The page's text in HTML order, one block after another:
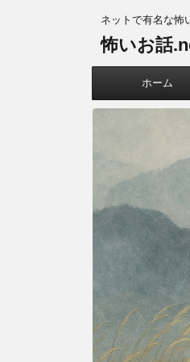
ネットで有名な怖
怖いお話
ホーム